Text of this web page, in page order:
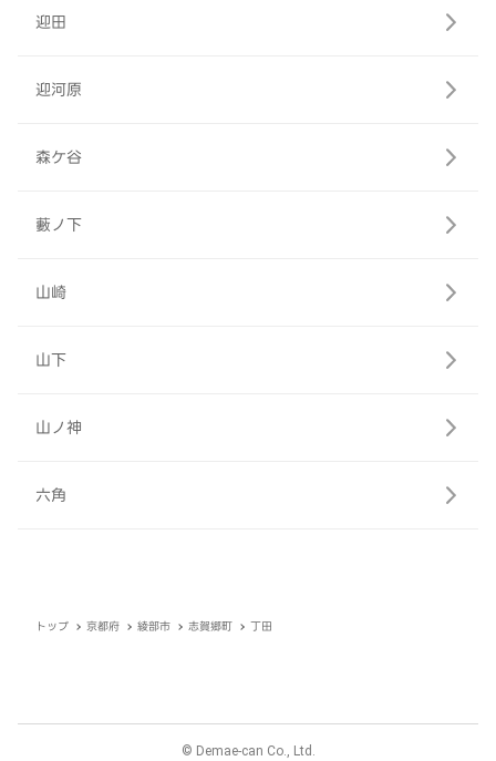
迎田
迎河原
森ケ谷
藪ノ下
山崎
山下
山ノ神
六角
トップ 京都府 綾部市 志賀郷町 丁田
© Demae-can Co., Ltd.